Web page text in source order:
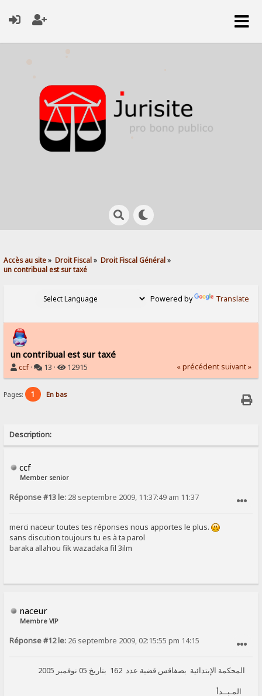
Accès au site» Droit Fiscal» Droit Fiscal Général»
un contribual est sur taxé
Powered by Translate
un contribual est sur taxé
ccf· 13 · 12915 « précédent suivant »
Pages: 1 En bas
Description:
ccf
Member senior
Réponse #13 le: 28 septembre 2009, 11:37:49 am 11:37
merci naceur toutes tes réponses nous apportes le plus.
sans discution toujours tu es à ta parol
baraka allahou fik wazadaka fil 3ilm
naceur
Membre VIP
Réponse #12 le: 26 septembre 2009, 02:15:55 pm 14:15
المحكمة الإبتدائية بصفاقس قضية عدد 162 بتاريخ 05 نوفمبر 2005